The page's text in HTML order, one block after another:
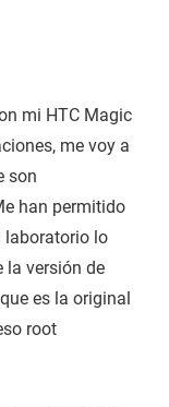
mi HTC Magic
me voy a
son
han permitido
laboratorio lo
la versión de
es la original
root